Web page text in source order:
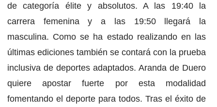
de categoría élite y absolutos. A las 19:40 la
carrera femenina y a las 19:50 llegará la
masculina. Como se ha estado realizando en las
últimas ediciones también se contará con la prueba
inclusiva de deportes adaptados. Aranda de Duero
quiere apostar fuerte por esta modalidad
fomentando el deporte para todos. Tras el éxito de